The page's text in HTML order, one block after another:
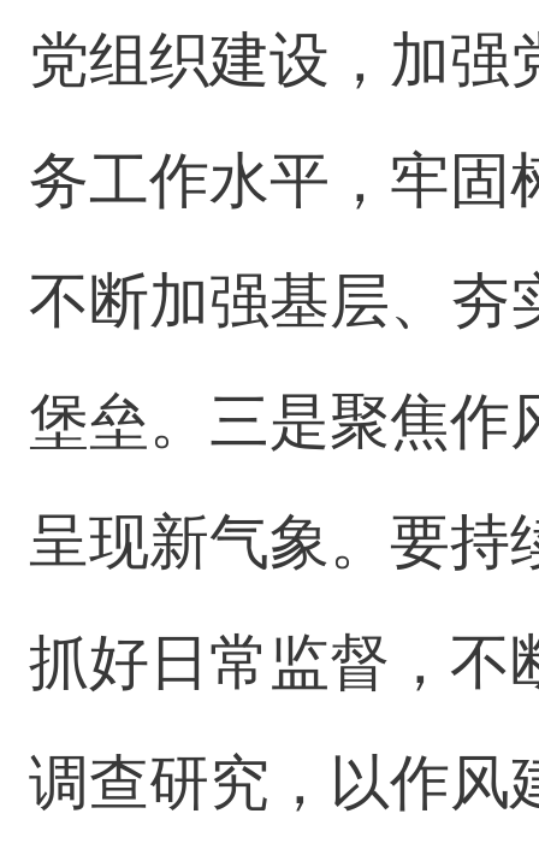
党组织建设，加强
务工作水平，牢固
不断加强基层、夯
堡垒。三是聚焦作
呈现新气象。要持
抓好日常监督，不
调查研究，以作风